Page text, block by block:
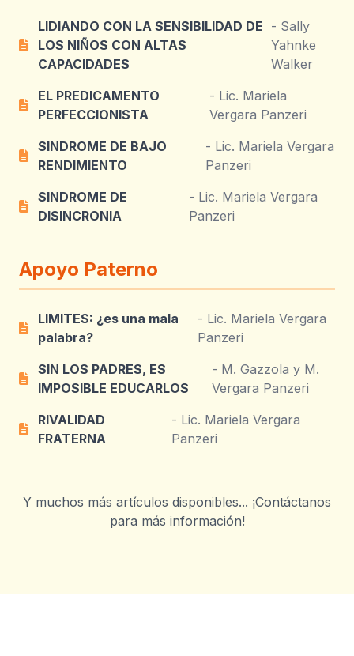
LIDIANDO CON LA SENSIBILIDAD DE
LOS NIÑOS CON ALTAS
CAPACIDADES
- Sally
Yahnke
Walker
EL PREDICAMENTO
PERFECCIONISTA
- Lic. Mariela
Vergara Panzeri
SINDROME DE BAJO
RENDIMIENTO
- Lic. Mariela Vergara
Panzeri
SINDROME DE
DISINCRONIA
- Lic. Mariela Vergara
Panzeri
Apoyo Paterno
LIMITES: ¿es una mala
palabra?
- Lic. Mariela Vergara
Panzeri
SIN LOS PADRES, ES
IMPOSIBLE EDUCARLOS
- M. Gazzola y M.
Vergara Panzeri
RIVALIDAD
FRATERNA
- Lic. Mariela Vergara
Panzeri
Y muchos más artículos disponibles... ¡Contáctanos
para más información!